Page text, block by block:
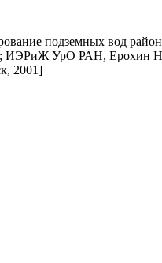
подземных вод
УрО РАН, Ерохин
2001]